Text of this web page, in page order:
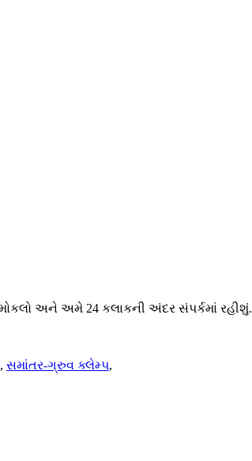
અને અમે 24 કલાકની અંદર સંપર્કમાં રહીશું.
, સમાંતર-ગ્રુવ ક્લેમ્પ,